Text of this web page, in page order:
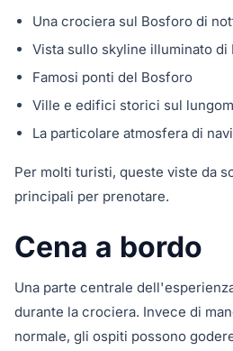
Una crociera sul Bosforo di
Vista sullo skyline illuminato di
Famosi ponti del Bosforo
Ville e edifici storici sul
La particolare atmosfera di
Per molti turisti, queste viste da
principali per prenotare.
Cena a bordo
Una parte centrale
durante la crociera. Invece di
normale, gli ospiti possono